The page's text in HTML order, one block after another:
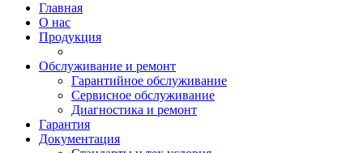
Главная
О нас
Продукция
Обслуживание и ремонт
Гарантийное обслуживание
Сервисное обслуживание
Диагностика и ремонт
Гарантия
Документация